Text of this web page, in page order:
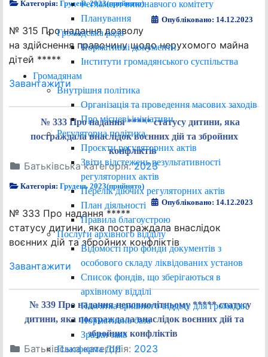
Регламент виконавчого комітету
Планування
Громадська рада
Нормативні документи
Інститути громадянського суспільства
Громадянам
Внутрішня політика
Організація та проведення масових заходів
Про місцеві ініціативи
Регуляторна політика
Проєкти регуляторних актів
Звіти відстежень результативності
регуляторних актів
Перелік діючих регуляторних актів
План діяльності
Правила благоустрою
Послуги архівного відділу
Відомості про фонди документів з
особового складу ліквідованих установ
Список фондів, що зберігаються в
архівному відділі
Пам'ятка архівного відділу для громадян
Нормативна база
Зразки заяв
Платформа ДІЯ
Категорія:Грудень 2023(прийнято)
Опубліковано: 14.12.2023
№ 315 Про надання дозволу
на здійснення правочину щодо нерухомого майна
дітей *****
Завантажити
№ 333 Про надання ***** статусу дитини, яка
постраждала внаслідок воєнних дій та збройних
конфліктів
Батьківська категорія:2023
Категорія:Грудень 2023(прийнято)
Опубліковано: 14.12.2023
№ 333 Про надання *****
статусу дитини, яка постраждала внаслідок
воєнних дій та збройних конфліктів
Завантажити
№ 339 Про надання неповнолітньому ***** статусу
дитини, яка постраждала внаслідок воєнних дій та
збройних конфліктів
Батьківська категорія: 2023